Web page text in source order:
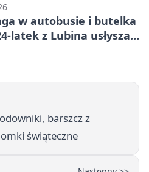
w autobusie i butelka
latek z Lubina usłyszał
barszcz z
świąteczne